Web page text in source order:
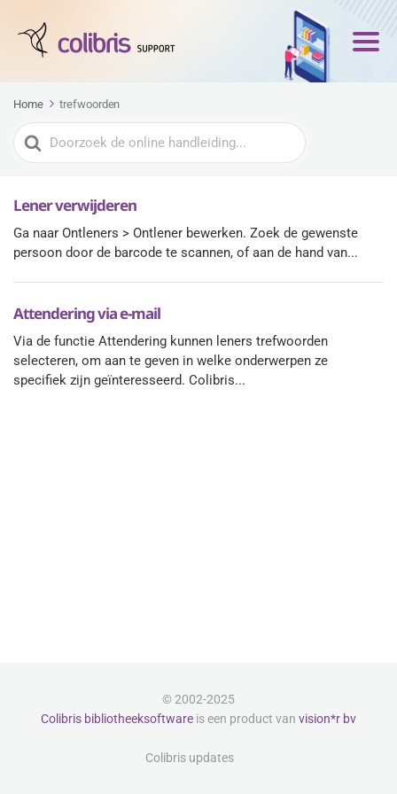
Home trefwoorden
Zoeken
naar
Lener verwijderen
Ga naar Ontleners > Ontlener bewerken. Zoek de gewenste
persoon door de barcode te scannen, of aan de hand van...
Attendering via e-mail
Via de functie Attendering kunnen leners trefwoorden
selecteren, om aan te geven in welke onderwerpen ze
specifiek zijn geïnteresseerd. Colibris...
© 2002-2025
Colibris bibliotheeksoftware is een product van vision*r bv
Colibris updates